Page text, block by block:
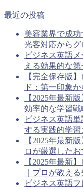
最近の投稿
美容業界で成
光客対応から
ビジネス英語
える効果的な
【完全保存版
ド：第一印象
【2025年最新
効率的な学習
ビジネス英語
する実践的学習
【2025年最新
ロが厳選した
【2025年最新
｜プロが教え
ビジネス英語